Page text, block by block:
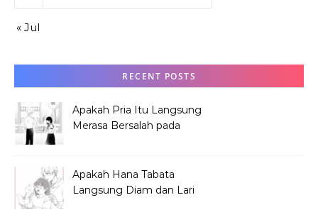
« Jul
RECENT POSTS
Apakah Pria Itu Langsung
Merasa Bersalah pada
Apakah Hana Tabata
Langsung Diam dan Lari